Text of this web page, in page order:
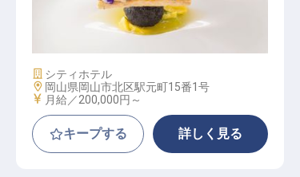
レストランサービス
施設業態
シティホテル
勤務地
岡山県岡山市北区駅元町15番1号
給与
月給／200,000円～
キープする 詳しく見る